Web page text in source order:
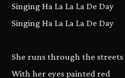
Singing Ha La La La De Day
Singing Ha La La La De Day
She runs through the streets
With her eyes painted red